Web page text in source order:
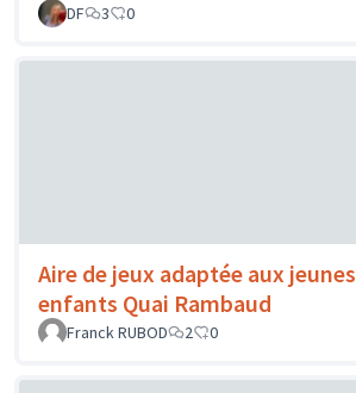
DF
3 0
Aire de jeux adaptée aux jeunes
enfants Quai Rambaud
Franck RUBOD
2 0